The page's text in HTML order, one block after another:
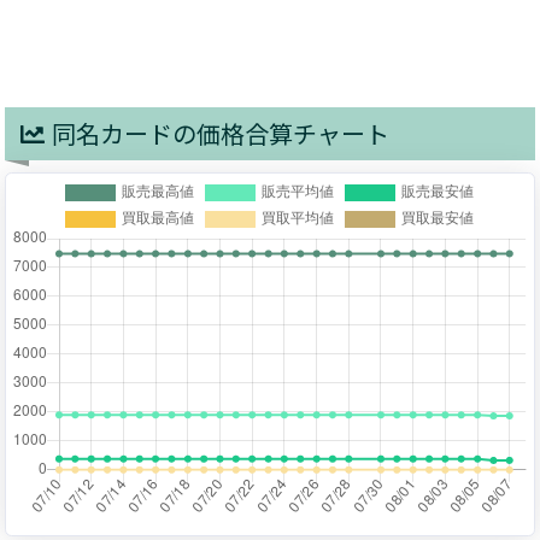
同名カードの価格合算チャート